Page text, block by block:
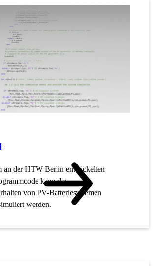
an der HTW Berlin entwickelten
kann das
von PV-Batteriesystemen
werden.